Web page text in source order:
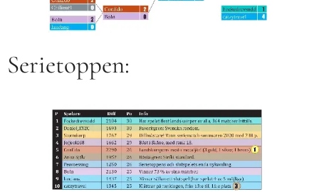
Serietoppen: